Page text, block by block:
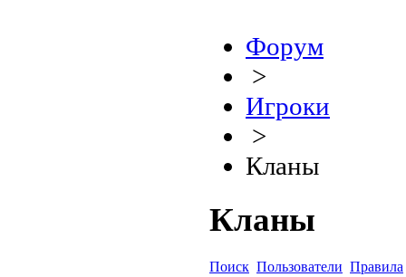
Форум
>
Игроки
>
Кланы
Кланы
Поиск Пользователи Правила